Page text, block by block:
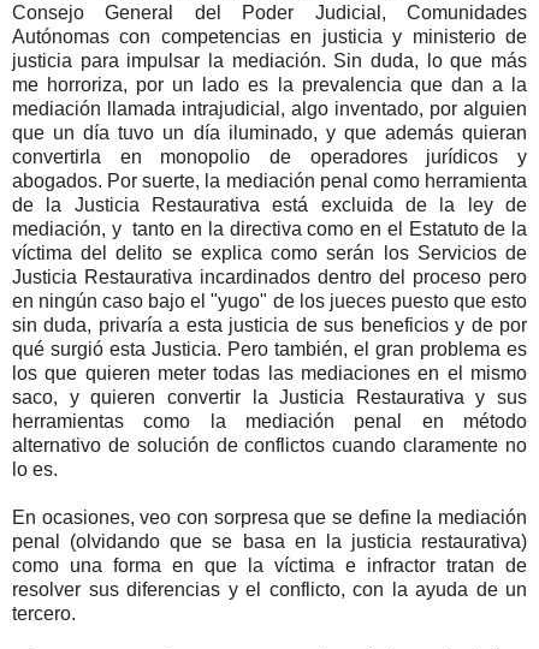
Consejo General del Poder Judicial, Comunidades
Autónomas con competencias en justicia y ministerio de
justicia para impulsar la mediación. Sin duda, lo que más
me horroriza, por un lado es la prevalencia que dan a la
mediación llamada intrajudicial, algo inventado, por alguien
que un día tuvo un día iluminado, y que además quieran
convertirla en monopolio de operadores jurídicos y
abogados. Por suerte, la mediación penal como herramienta
de la Justicia Restaurativa está excluida de la ley de
mediación, y tanto en la directiva como en el Estatuto de la
víctima del delito se explica como serán los Servicios de
Justicia Restaurativa incardinados dentro del proceso pero
en ningún caso bajo el "yugo" de los jueces puesto que esto
sin duda, privaría a esta justicia de sus beneficios y de por
qué surgió esta Justicia. Pero también, el gran problema es
los que quieren meter todas las mediaciones en el mismo
saco, y quieren convertir la Justicia Restaurativa y sus
herramientas como la mediación penal en método
alternativo de solución de conflictos cuando claramente no
lo es.
En ocasiones, veo con sorpresa que se define la mediación
penal (olvidando que se basa en la justicia restaurativa)
como una forma en que la víctima e infractor tratan de
resolver sus diferencias y el conflicto, con la ayuda de un
tercero.